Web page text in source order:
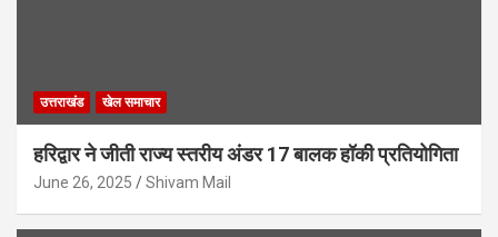
उत्तराखंड खेल समाचार
हरिद्वार ने जीती राज्य स्तरीय अंडर 17 बालक हॉकी प्रतियोगिता
June 26, 2025 Shivam Mail